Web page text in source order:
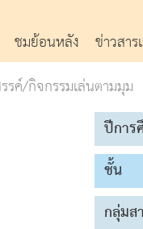
ชมย้อนหลัง ข่าวสา
รค์/กิจกรรมเล่นตามมุม
ปีการ
ชั้น
กลุ่มส